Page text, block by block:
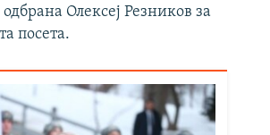
Олексеј Резников за
посета.